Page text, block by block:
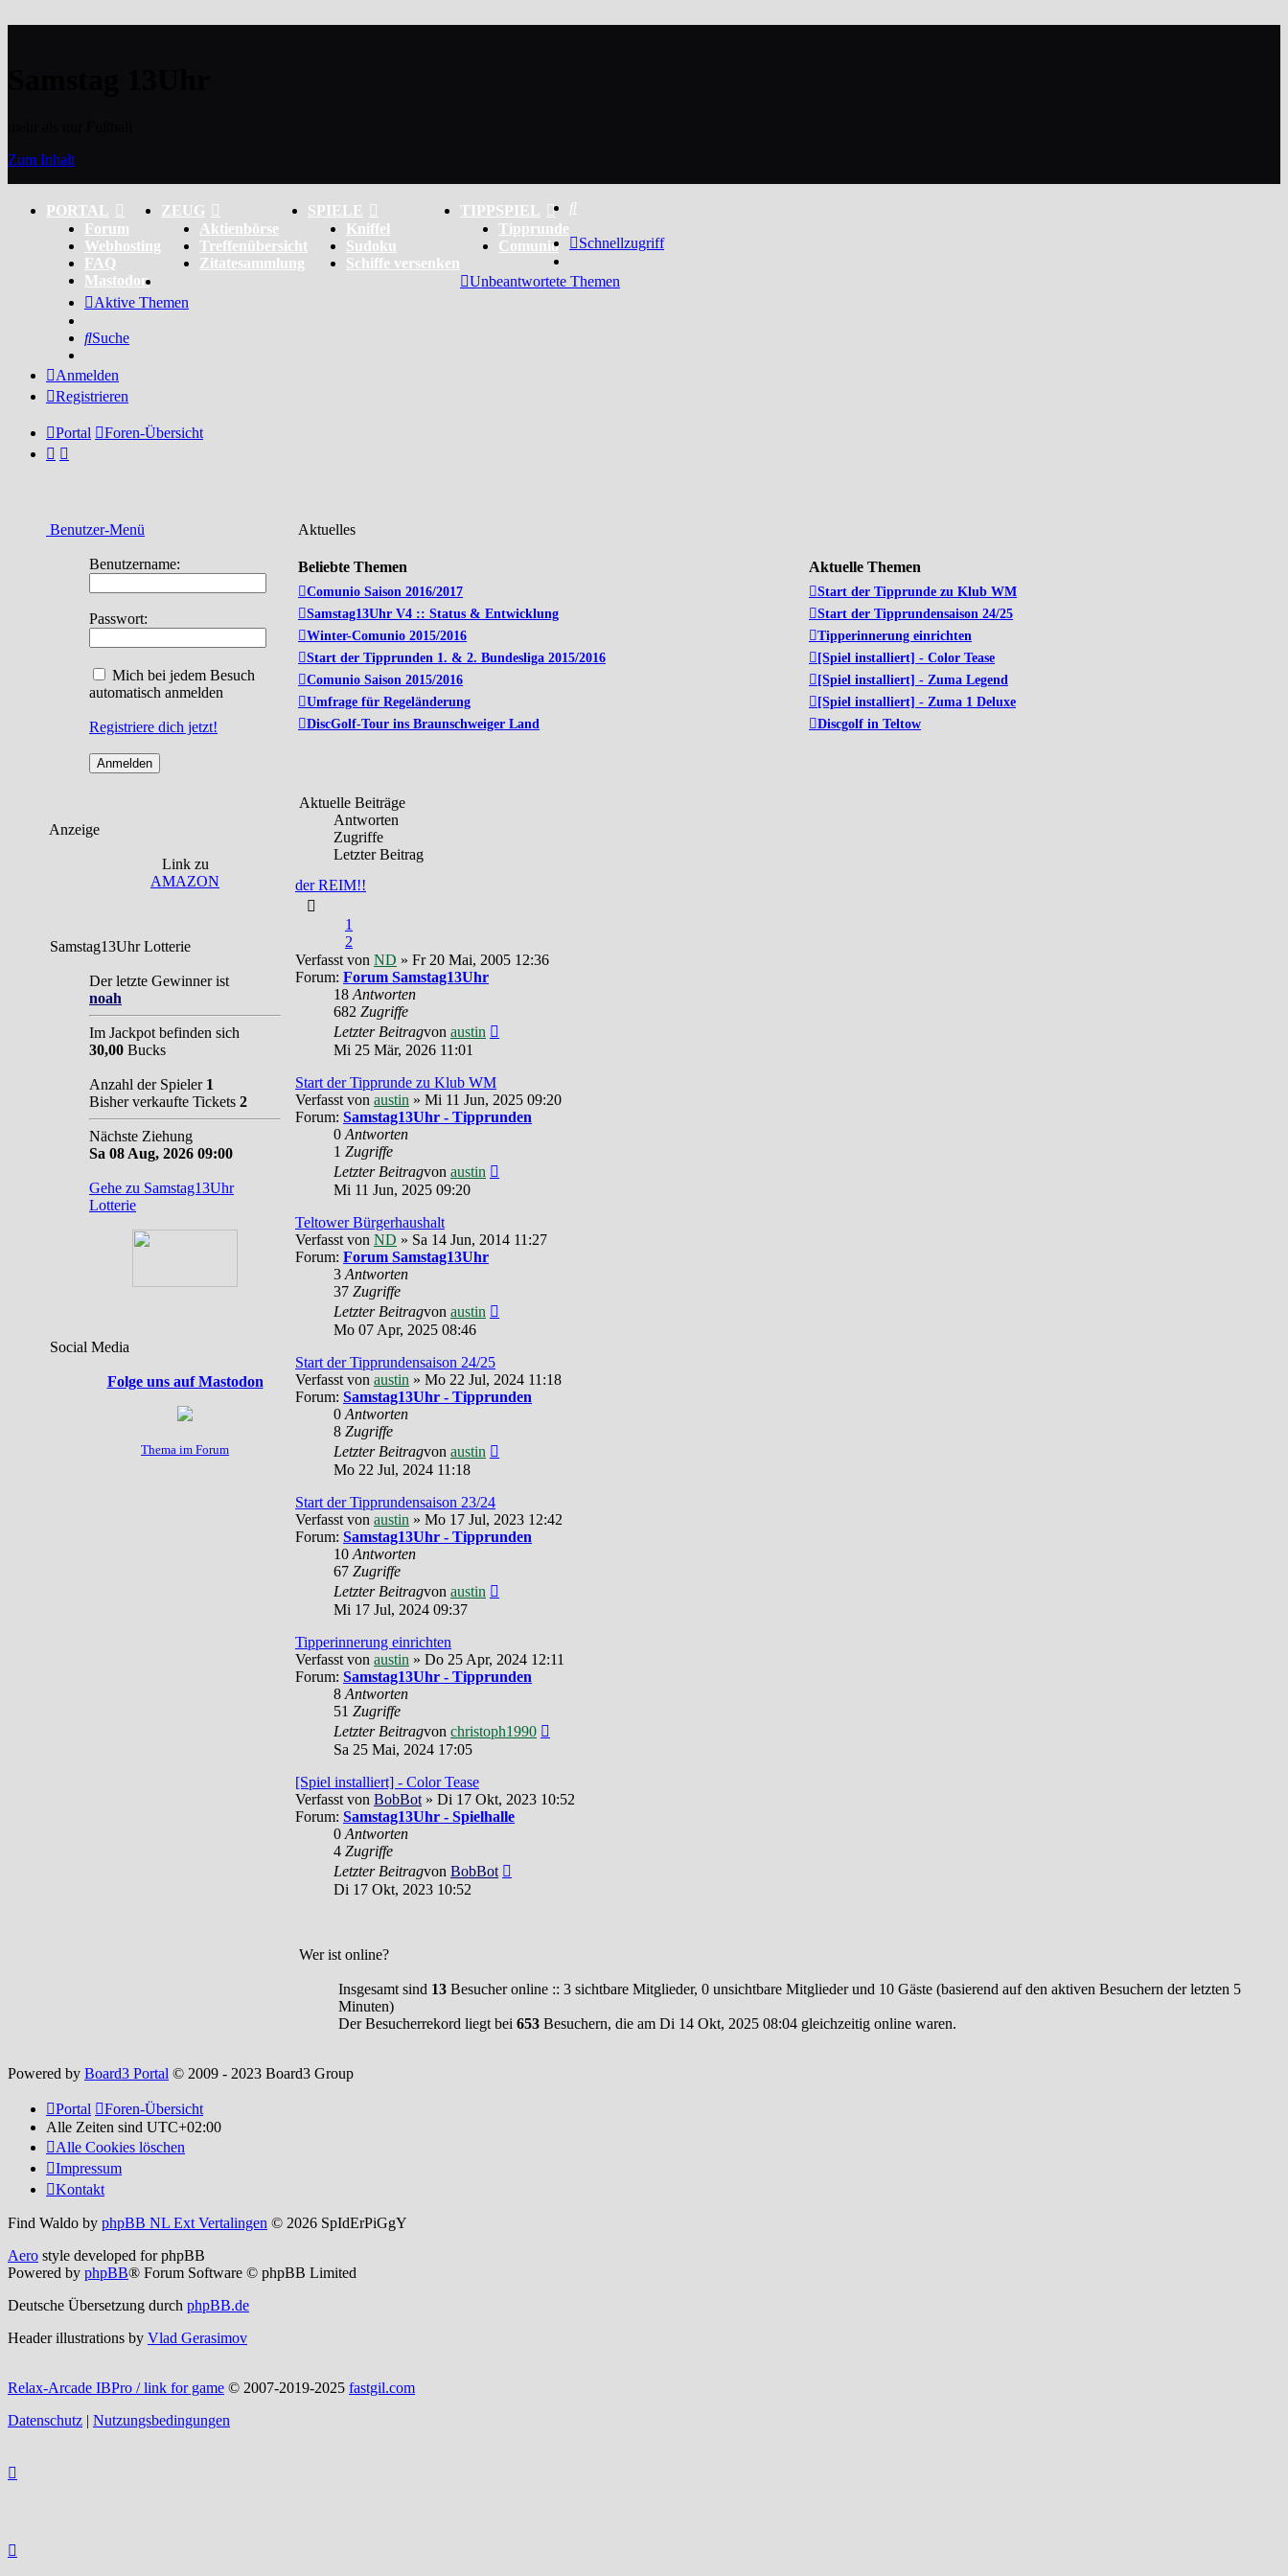
Zum Inhalt
PORTAL
Forum
Webhosting
FAQ
Mastodon
ZEUG
Aktienbörse
Treffenübersicht
Zitatesammlung
SPIELE
Kniffel
Sudoku
Schiffe versenken
TIPPSPIEL
Tipprunde
Comunio
Schnellzugriff
Unbeantwortete Themen
Aktive Themen
Suche
Anmelden
Registrieren
Portal Foren-Übersicht
Aktuelles
Beliebte Themen Aktuelle Themen
Comunio Saison 2016/2017
Samstag13Uhr V4 :: Status & Entwicklung
Winter-Comunio 2015/2016
Start der Tipprunden 1. & 2. Bundesliga 2015/2016
Comunio Saison 2015/2016
Umfrage für Regeländerung
DiscGolf-Tour ins Braunschweiger Land
Start der Tipprunde zu Klub WM
Start der Tipprundensaison 24/25
Tipperinnerung einrichten
[Spiel installiert] - Color Tease
[Spiel installiert] - Zuma Legend
[Spiel installiert] - Zuma 1 Deluxe
Discgolf in Teltow
Aktuelle Beiträge
Antworten
Zugriffe
Letzter Beitrag
der REIM!!
1
2
Verfasst von ND » Fr 20 Mai, 2005 12:36
Forum: Forum Samstag13Uhr
18 Antworten
682 Zugriffe
Letzter Beitragvon austin
Mi 25 Mär, 2026 11:01
Start der Tipprunde zu Klub WM
Verfasst von austin » Mi 11 Jun, 2025 09:20
Forum: Samstag13Uhr - Tipprunden
0 Antworten
1 Zugriffe
Letzter Beitragvon austin
Mi 11 Jun, 2025 09:20
Teltower Bürgerhaushalt
Verfasst von ND » Sa 14 Jun, 2014 11:27
Forum: Forum Samstag13Uhr
3 Antworten
37 Zugriffe
Letzter Beitragvon austin
Mo 07 Apr, 2025 08:46
Start der Tipprundensaison 24/25
Verfasst von austin » Mo 22 Jul, 2024 11:18
Forum: Samstag13Uhr - Tipprunden
0 Antworten
8 Zugriffe
Letzter Beitragvon austin
Mo 22 Jul, 2024 11:18
Start der Tipprundensaison 23/24
Verfasst von austin » Mo 17 Jul, 2023 12:42
Forum: Samstag13Uhr - Tipprunden
10 Antworten
67 Zugriffe
Letzter Beitragvon austin
Mi 17 Jul, 2024 09:37
Tipperinnerung einrichten
Verfasst von austin » Do 25 Apr, 2024 12:11
Forum: Samstag13Uhr - Tipprunden
8 Antworten
51 Zugriffe
Letzter Beitragvon christoph1990
Sa 25 Mai, 2024 17:05
[Spiel installiert] - Color Tease
Verfasst von BobBot » Di 17 Okt, 2023 10:52
Forum: Samstag13Uhr - Spielhalle
0 Antworten
4 Zugriffe
Letzter Beitragvon BobBot
Di 17 Okt, 2023 10:52
Wer ist online?
Insgesamt sind 13 Besucher online :: 3 sichtbare Mitglieder, 0 unsichtbare Mitglieder und 10 Gäste (basierend auf den aktiven Besuchern der letzten 5
Minuten)
Der Besucherrekord liegt bei 653 Besuchern, die am Di 14 Okt, 2025 08:04 gleichzeitig online waren.
Benutzer-Menü
Benutzername:
Passwort:
Mich bei jedem Besuch
automatisch anmelden
Registriere dich jetzt!
Anzeige
Link zu
AMAZON
Samstag13Uhr Lotterie
Der letzte Gewinner ist
noah
Im Jackpot befinden sich
30,00 Bucks
Anzahl der Spieler 1
Bisher verkaufte Tickets 2
Nächste Ziehung
Sa 08 Aug, 2026 09:00
Gehe zu Samstag13Uhr
Lotterie
Social Media
Folge uns auf Mastodon
Thema im Forum
Powered by Board3 Portal © 2009 - 2023 Board3 Group
Portal
Foren-Übersicht
Alle Zeiten sind UTC+02:00
Alle Cookies löschen
Impressum
Kontakt
Find Waldo by phpBB NL Ext Vertalingen © 2026 SpIdErPiGgY
Aero style developed for phpBB
Powered by phpBB® Forum Software © phpBB Limited
Deutsche Übersetzung durch phpBB.de
Header illustrations by Vlad Gerasimov
Relax-Arcade IBPro / link for game © 2007-2019-2025 fastgil.com
Datenschutz | Nutzungsbedingungen